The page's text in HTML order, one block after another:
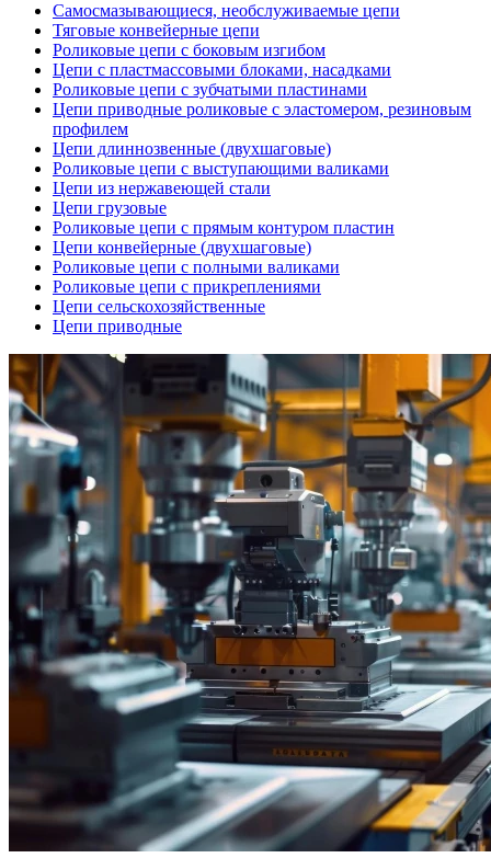
Самосмазывающиеся, необслуживаемые цепи
Тяговые конвейерные цепи
Роликовые цепи с боковым изгибом
Цепи с пластмассовыми блоками, насадками
Роликовые цепи с зубчатыми пластинами
Цепи приводные роликовые с эластомером, резиновым
профилем
Цепи длиннозвенные (двухшаговые)
Роликовые цепи с выступающими валиками
Цепи из нержавеющей стали
Цепи грузовые
Роликовые цепи с прямым контуром пластин
Цепи конвейерные (двухшаговые)
Роликовые цепи с полными валиками
Роликовые цепи с прикреплениями
Цепи сельскохозяйственные
Цепи приводные